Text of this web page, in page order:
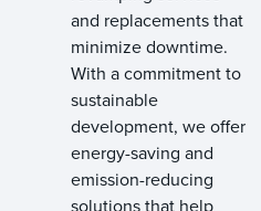
and replacements that
minimize downtime.
With a commitment to
sustainable
development, we offer
energy-saving and
emission-reducing